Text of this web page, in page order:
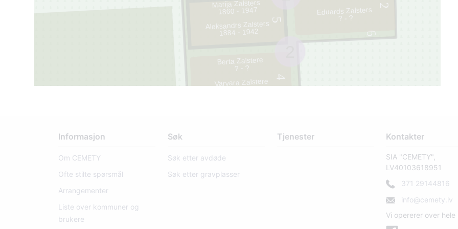
6
2
4
5
Eduards Zalsters
? - ?
Berta Zalstere
? - ?
Varvara Zalstere
Marija Zalsters
1860 - 1947
Aleksandrs Zalsters
1884 - 1942
Informasjon
Om CEMETY
Ofte stilte spørsmål
Arrangementer
Liste over kommuner og
brukere
Søk
Søk etter avdøde
Søk etter gravplasser
Tjenester Kontakter
SIA "CEMETY",
LV40103618951
371 29144816
info@cemety.lv
Vi opererer over hele